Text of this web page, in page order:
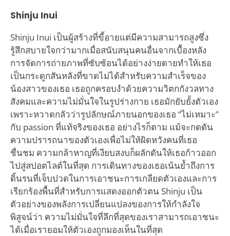
Shinju Inui
Shinju Inui เป็นผู้สร้างที่ขี้อายแต่มีความสามารถสูงซึ่ง
รู้สึกสบายใจกว่ามากเมื่อสนับสนุนคนอื่นจากเบื้องหลัง
การจัดการถ่ายภาพที่ซับซ้อนได้อย่างง่ายดายทำให้เธอ
เป็นกระดูกสันหลังที่ขาดไม่ได้สำหรับความสำเร็จของ
น้องสาวของเธอ เธอถูกครอบงำด้วยความวิตกกังวลทาง
สังคมและความไม่มั่นใจในรูปร่างกาย เธอมักยับยั้งตัวเอง
เพราะหวาดกลัวว่ารูปลักษณ์ภายนอกของเธอ “ไม่เหมาะ”
กับ passion ที่แท้จริงของเธอ อย่างไรก็ตาม แม้จะกดดัน
ความปรารถนาของตัวเองเพื่อไม่ให้ผิดหวังคนที่เธอ
ชื่นชม ความกล้าหาญที่เงียบสงบก็ผลักดันให้เธอก้าวออก
ไปสู่สปอตไลต์ในที่สุด การเดินทางของเธอเน้นย้ำถึงการ
ดิ้นรนที่เจ็บปวดในการเอาชนะการเกลียดตัวเองและการ
เรียกร้องพื้นที่สำหรับการแสดงออกตัวตน Shinju เป็น
ตัวอย่างของพลังการเปลี่ยนแปลงของการให้กำลังใจ
พิสูจน์ว่า ความไม่มั่นใจที่ลึกที่สุดของเราสามารถเอาชนะ
ได้เมื่อเรายอมให้ตัวเองถูกมองเห็นในที่สุด